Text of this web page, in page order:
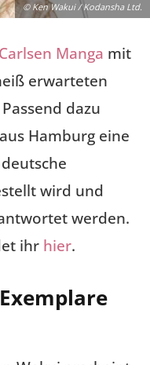
© Ken Wakui / Kodansha Ltd.
Carlsen Manga mit
erwarteten
dazu
Hamburg eine
wird und
werden.
ihr hier.